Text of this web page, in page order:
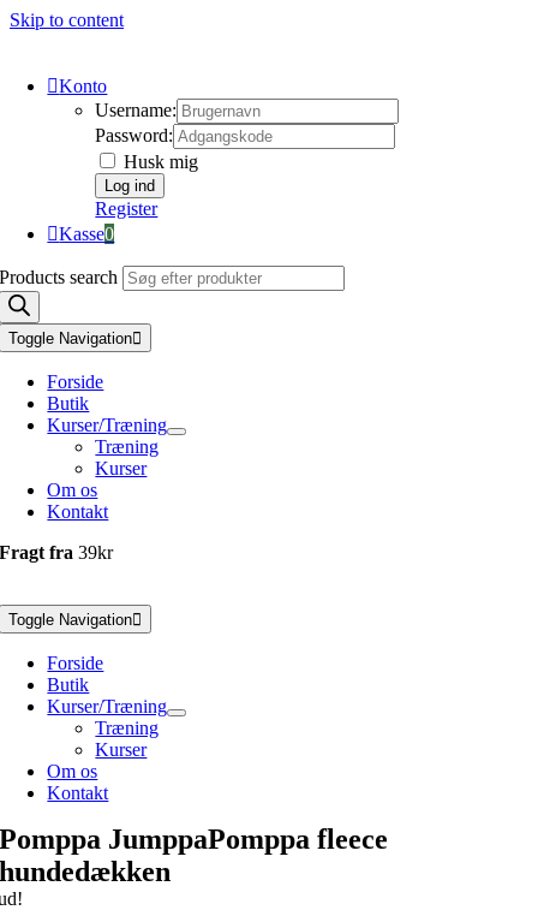
Skip to content
Konto
Username:
Password:
Husk mig
Register
Kasse0
Products search
Toggle Navigation
Forside
Butik
Kurser/Træning
Træning
Kurser
Om os
Kontakt
Fragt fra39kr
Toggle Navigation
Forside
Butik
Kurser/Træning
Træning
Kurser
Om os
Kontakt
Pomppa JumppaPomppa fleece
hundedækken